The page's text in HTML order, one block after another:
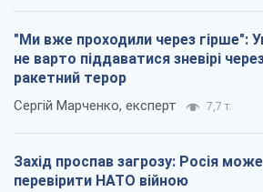
"Ми вже проходили через гірше":
не варто піддаватися зневірі
ракетний терор
Сергій Марченко, експерт 7,7 т.
Захід проспав загрозу: Росія може
перевірити НАТО війною